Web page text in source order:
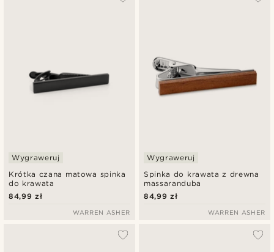
Krótka czana matowa spinka
do krawata
Wygraweruj
84,99 zł
WARREN ASHER
Spinka do krawata z drewna
massaranduba
Wygraweruj
84,99 zł
WARREN ASHER